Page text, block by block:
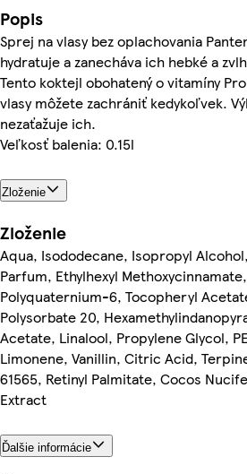
Popis
Sprej na vlasy bez oplachovania
hydratuje a zanecháva ich hebké a
Tento koktejl obohatený o vitamíny
vlasy môžete zachrániť kedykoľvek.
nezaťažuje ich.
Veľkosť balenia: 0.15l
Zloženie
Zloženie
Aqua, Isododecane, Isopropyl
Parfum, Ethylhexyl
Polyquaternium-6, Tocopheryl
Polysorbate 20,
Acetate, Linalool, Propylene Glycol,
Limonene, Vanillin, Citric Acid,
61565, Retinyl Palmitate, Cocos
Extract
Ďalšie informácie